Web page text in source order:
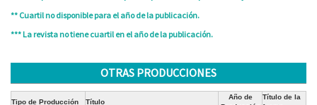
** Cuartil no disponible para el año de la publicación.
*** La revista no tiene cuartil en el año de la publicación.
OTRAS PRODUCCIONES
Tipo de Producción Título
Año de
Título de la